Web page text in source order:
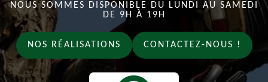
NOUS SOMMES DISPONIBLE DU LUNDI AU SAMEDI
DE 9H À 19H
NOS RÉALISATIONS CONTACTEZ-NOUS !